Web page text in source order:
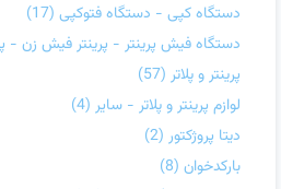
دستگاه کپی - دستگاه فتوکپی (17)
دستگاه فیش پرینتر - پرینتر فیش زن -
پرینتر و پلاتر (57)
لوازم پرینتر و پلاتر - سایر (4)
دیتا پروژکتور (2)
بارکدخوان (8)